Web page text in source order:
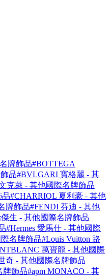
牌飾品#BOTTEGA
品#BVLGARI 寶格麗 - 其
克萊 - 其他國際名牌飾品
品#CHARRIOL 夏利豪 - 其他
牌飾品#FENDI 芬迪 - 其他
傑生 - 其他國際名牌飾品
#Hermes 愛馬仕 - 其他國際
名牌飾品#Louis Vuitton 路
萬寶龍 - 其他國際
奇 - 其他國際名牌飾品
牌飾品#apm MONACO - 其